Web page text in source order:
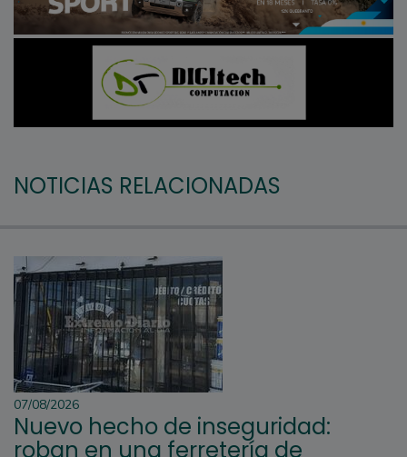
NOTICIAS RELACIONADAS
07/08/2026
Nuevo hecho de inseguridad:
roban en una ferretería de